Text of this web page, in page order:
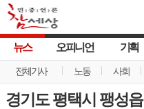
뉴스
전체기사 노동 사회
오피니언 기획
경기도 평택시 팽성읍